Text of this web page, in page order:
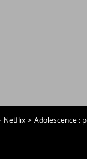
Netflix
Adolescence :